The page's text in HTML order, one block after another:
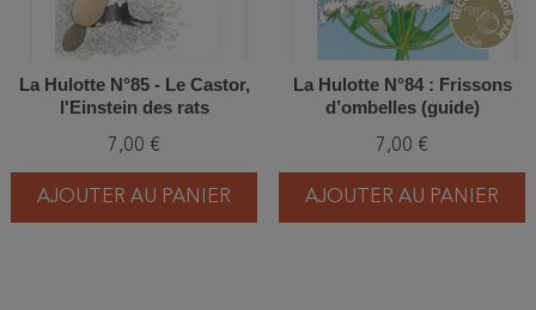
La Hulotte N°85 - Le Castor,
l'Einstein des rats
7,00 €
AJOUTER AU PANIER
La Hulotte N°84 : Frissons
d’ombelles (guide)
7,00 €
AJOUTER AU PANIER